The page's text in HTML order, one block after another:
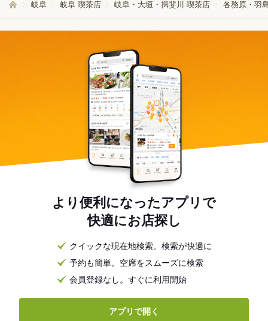
岐阜 岐阜 喫茶店 岐阜・大垣・揖斐川 喫茶店 各務原・羽
より便利になったアプリで
快適にお店探し
クイックな現在地検索。検索が快適に
予約も簡単。空席をスムーズに検索
会員登録なし。すぐに利用開始
アプリで開く